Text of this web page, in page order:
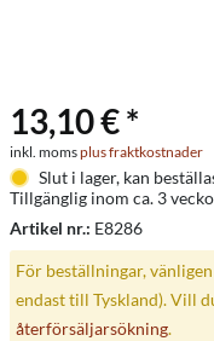
13,10 € *
inkl. momsplus fraktkostnader
Slut i lager, kan
Tillgänglig inom ca. 3
Artikel nr.: E8286
För beställningar,
endast till Tyskland). Vill
återförsäljarsökning.